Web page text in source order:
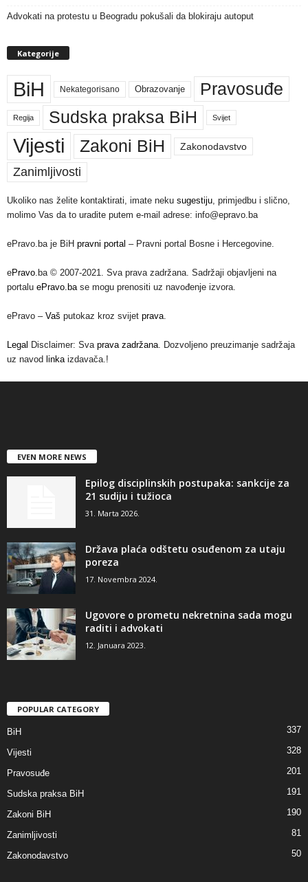
Advokati na protestu u Beogradu pokušali da blokiraju autoput
Kategorije
BiH Nekategorisano Obrazovanje Pravosuđe
Regija Sudska praksa BiH Svijet
Vijesti Zakoni BiH Zakonodavstvo
Zanimljivosti
Ukoliko nas želite kontaktirati, imate neku sugestiju, primjedbu i slično,
molimo Vas da to uradite putem e-mail adrese: info@epravo.ba
ePravo.ba je BiH pravni portal – Pravni portal Bosne i Hercegovine.
ePravo.ba © 2007-2021. Sva prava zadržana. Sadržaji objavljeni na
portalu ePravo.base mogu prenositi uz navođenje izvora.
ePravo – Vaš putokaz kroz svijet prava.
Legal Disclaimer: Sva prava zadržana. Dozvoljeno preuzimanje sadržaja
uz navod linkaizdavača.!
EVEN MORE NEWS
Epilog disciplinskih postupaka: sankcije za
21 sudiju i tužioca
31. Marta 2026.
Država plaća odštetu osuđenom za utaju
poreza
17. Novembra 2024.
Ugovore o prometu nekretnina sada mogu
raditi i advokati
12. Januara 2023.
POPULAR CATEGORY
BiH 337
Vijesti 328
Pravosuđe 201
Sudska praksa BiH 191
Zakoni BiH 190
Zanimljivosti 81
Zakonodavstvo 50